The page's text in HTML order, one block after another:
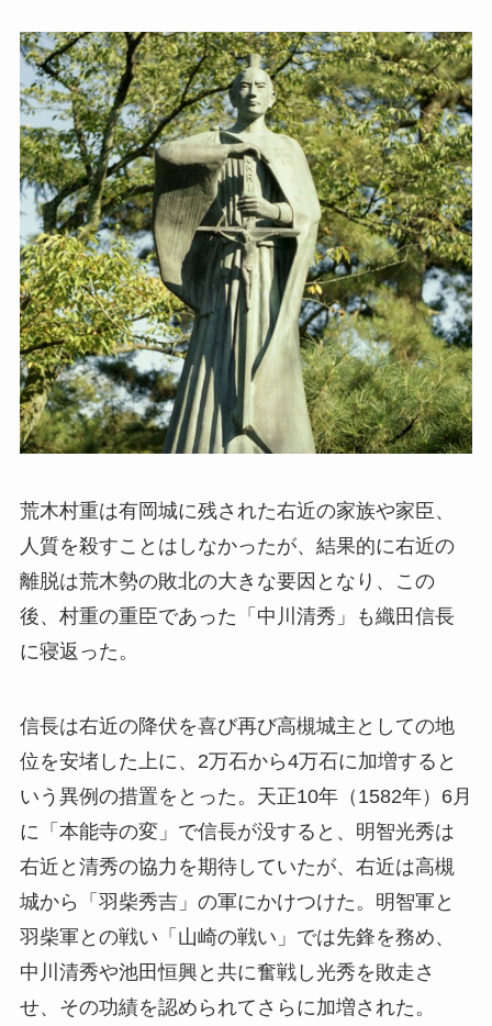
荒木村重は有岡城に残された右近の家族や家臣、
人質を殺すことはしなかったが、結果的に右近の
離脱は荒木勢の敗北の大きな要因となり、この
後、村重の重臣であった「中川清秀」も織田信長
に寝返った。
信長は右近の降伏を喜び再び高槻城主としての地
位を安堵した上に、2万石から4万石に加増すると
いう異例の措置をとった。天正10年（1582年）6月
に「本能寺の変」で信長が没すると、明智光秀は
右近と清秀の協力を期待していたが、右近は高槻
城から「羽柴秀吉」の軍にかけつけた。明智軍と
羽柴軍との戦い「山崎の戦い」では先鋒を務め、
中川清秀や池田恒興と共に奮戦し光秀を敗走さ
せ、その功績を認められてさらに加増された。